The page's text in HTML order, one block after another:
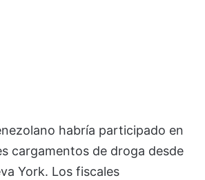
habría participado en
cargamentos de droga desde
York. Los fiscales